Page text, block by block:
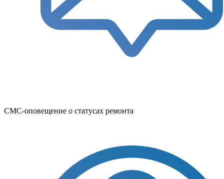
СМС-оповещение о статусах ремонта